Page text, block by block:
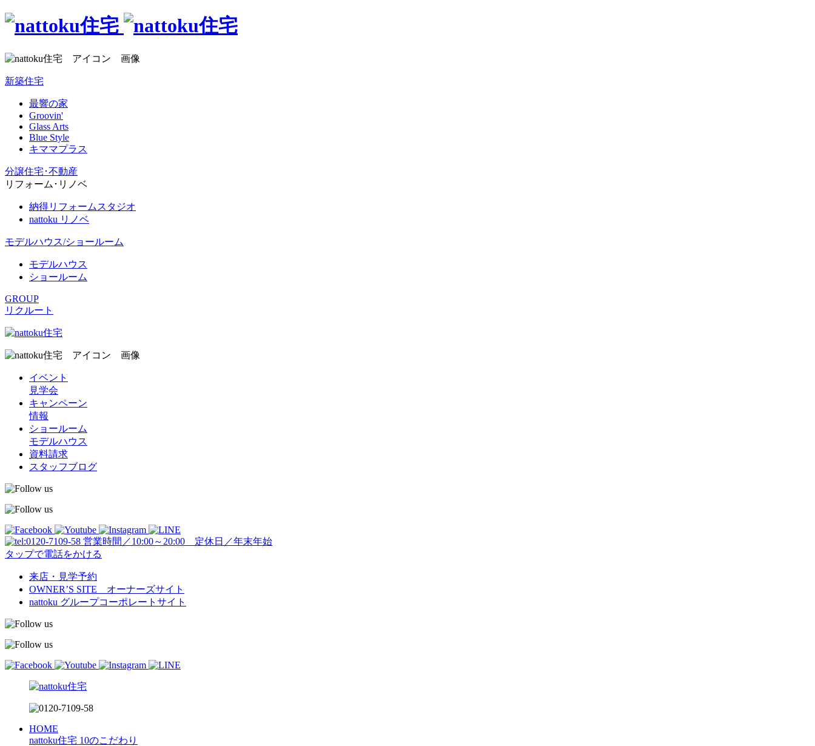
新築住宅
最響の家
Groovin'
Glass Arts
Blue Style
キママプラス
分譲住宅･不動産
リフォーム･リノベ
納得リフォームスタジオ
nattoku リノベ
モデルハウス/ショールーム
モデルハウス
ショールーム
GROUP
リクルート
イベント
見学会
キャンペーン
情報
ショールーム
モデルハウス
資料請求
スタッフブログ
営業時間／10:00～20:00 定休日／年末年始
タップで電話をかける
来店・見学予約
OWNER’S SITE オーナーズサイト
nattoku グループコーポレートサイト
HOME
nattoku住宅 10のこだわり